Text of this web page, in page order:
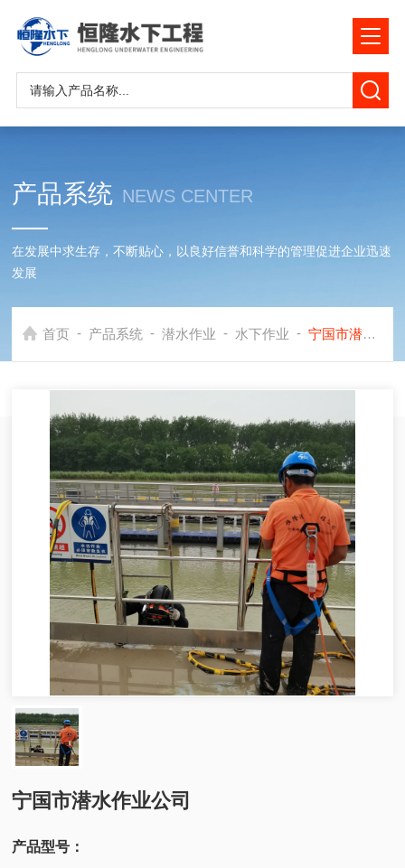
产品系统 NEWS CENTER
在发展中求生存，不断贴心，以良好信誉和科学的管理促进企业迅速
发展
首页 - 产品系统 - 潜水作业 - 水下作业 - 宁国市潜水作业公司
宁国市潜水作业公司
产品型号：